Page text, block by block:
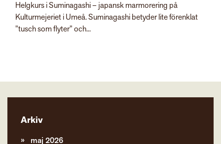
Helgkurs i Suminagashi – japansk marmorering på
Kulturmejeriet i Umeå. Suminagashi betyder lite förenklat
”tusch som flyter” och...
Arkiv
maj 2026